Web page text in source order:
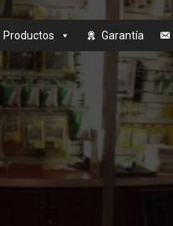
Productos Garantía